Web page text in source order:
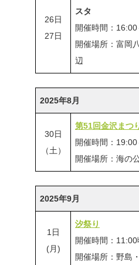
26日
27日
スタ
開催時間：
開催場所：富岡
辺
2025年8月
30日
（土）
第51回金沢まつ
開催時間：
開催場所：海の
2025年9月
1日
(月)
汐祭り
開催時間：11:00
開催場所：野島